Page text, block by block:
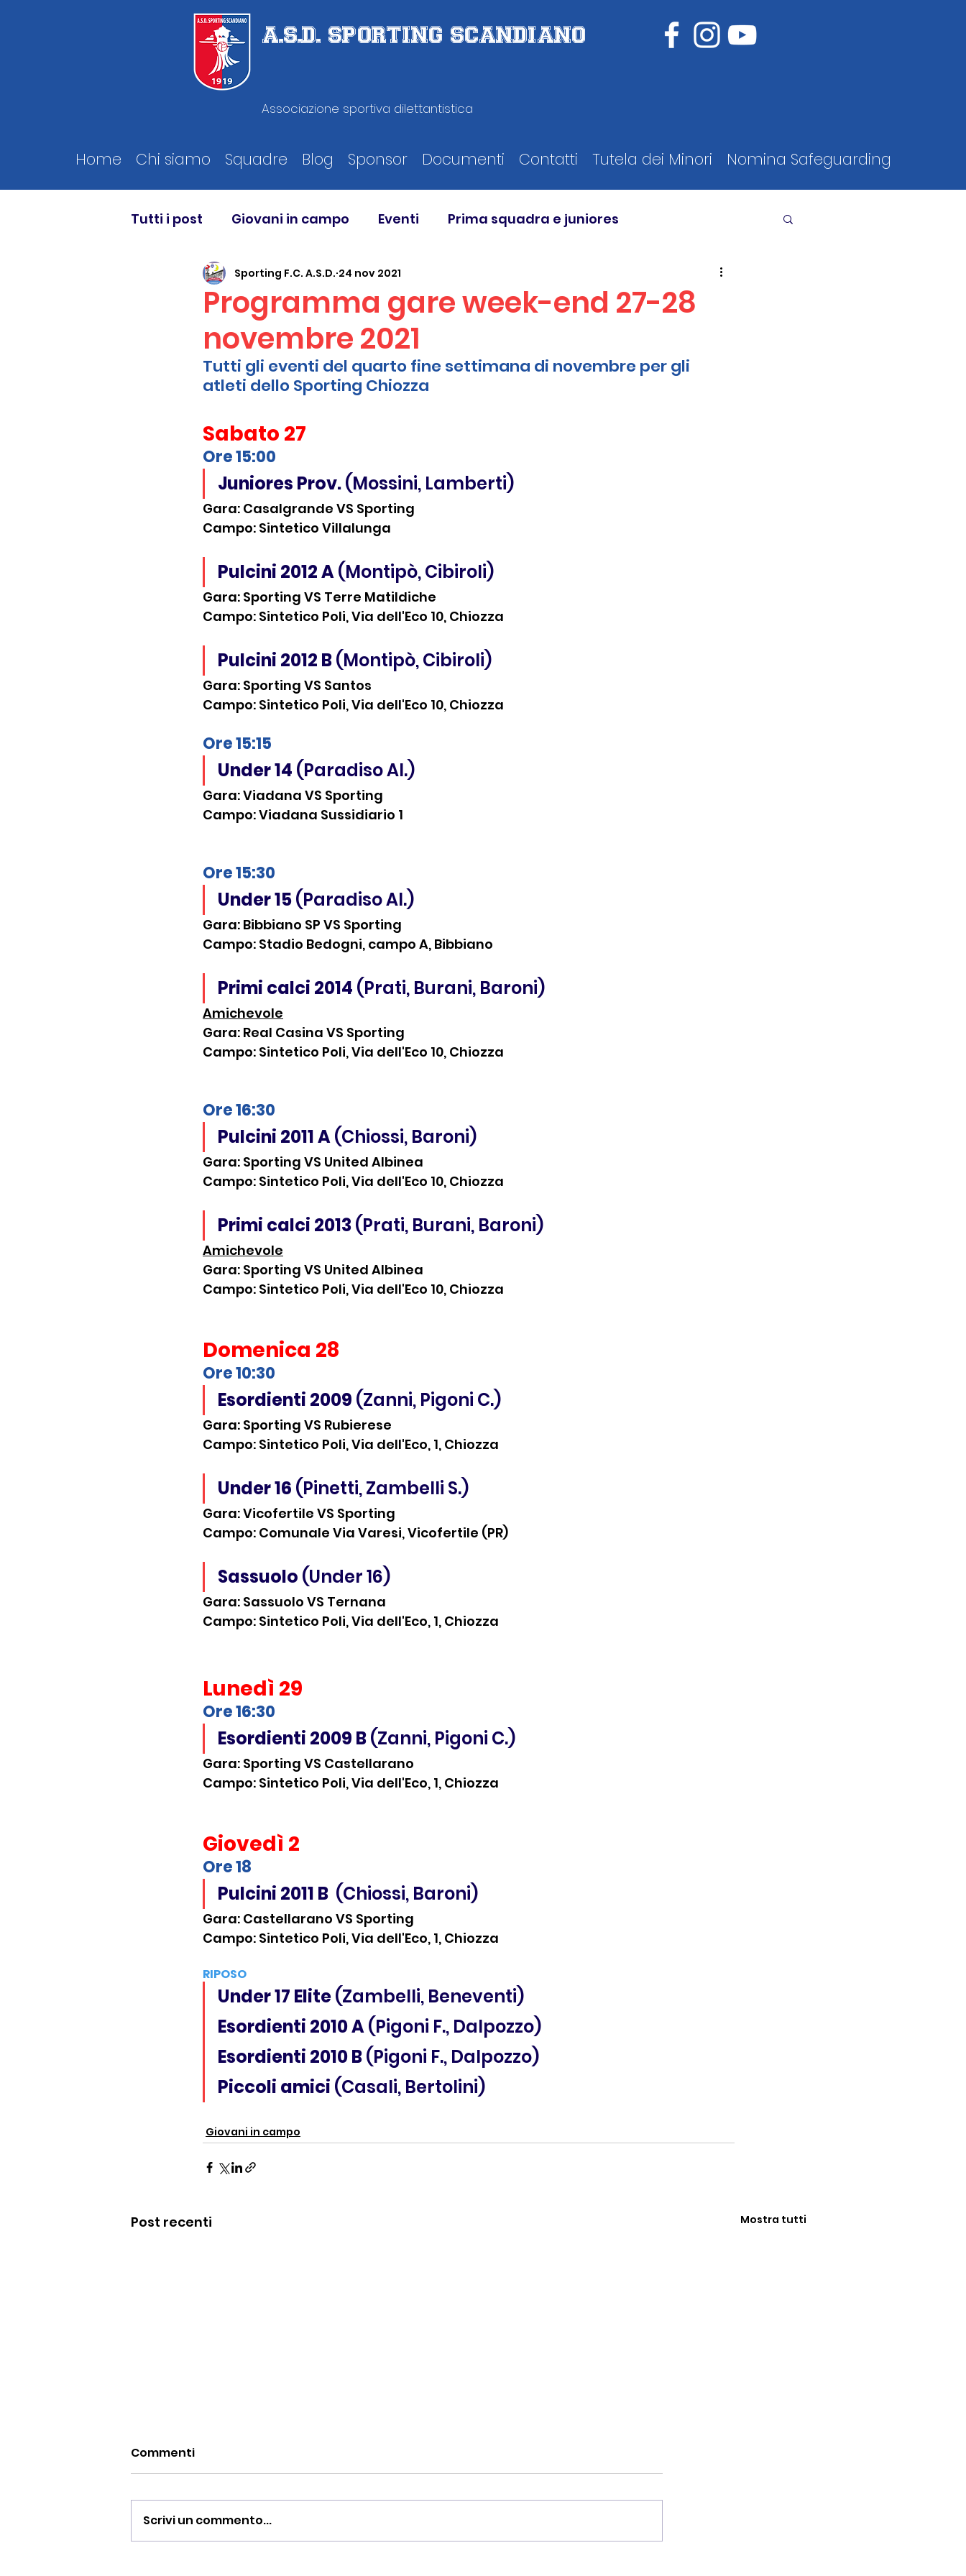
A.S.D. SPORTING SCANDIANO
Associazione sportiva dilettantistica
Home Chi siamo Squadre Blog Sponsor Documenti Contatti Tutela dei Minori Nomina Safeguarding
Tutti i post Giovani in campo Eventi Prima squadra e juniores
Programma gare week-end 27-28
novembre 2021
Sporting F.C. A.S.D. 24 nov 2021
Tutti gli eventi del quarto fine settimana di novembre per gli
atleti dello Sporting Chiozza
Sabato 27
Ore 15:00
Juniores Prov. (Mossini, Lamberti)
Gara: Casalgrande VS Sporting
Campo: Sintetico Villalunga
Pulcini 2012 A (Montipò, Cibiroli)
Gara: Sporting VS Terre Matildiche
Campo: Sintetico Poli, Via dell'Eco 10, Chiozza
Pulcini 2012 B (Montipò, Cibiroli)
Gara: Sporting VS Santos
Campo: Sintetico Poli, Via dell'Eco 10, Chiozza
Ore 15:15
Under 14 (Paradiso Al.)
Gara: Viadana VS Sporting
Campo: Viadana Sussidiario 1
Ore 15:30
Under 15 (Paradiso Al.)
Gara: Bibbiano SP VS Sporting
Campo: Stadio Bedogni, campo A, Bibbiano
Primi calci 2014 (Prati, Burani, Baroni)
Amichevole
Gara: Real Casina VS Sporting
Campo: Sintetico Poli, Via dell'Eco 10, Chiozza
Ore 16:30
Pulcini 2011 A (Chiossi, Baroni)
Gara: Sporting VS United Albinea
Campo: Sintetico Poli, Via dell'Eco 10, Chiozza
Primi calci 2013 (Prati, Burani, Baroni)
Amichevole
Gara: Sporting VS United Albinea
Campo: Sintetico Poli, Via dell'Eco 10, Chiozza
Domenica 28
Ore 10:30
Esordienti 2009 (Zanni, Pigoni C.)
Gara: Sporting VS Rubierese
Campo: Sintetico Poli, Via dell'Eco, 1, Chiozza
Under 16 (Pinetti, Zambelli S.)
Gara: Vicofertile VS Sporting
Campo: Comunale Via Varesi, Vicofertile (PR)
Sassuolo (Under 16)
Gara: Sassuolo VS Ternana
Campo: Sintetico Poli, Via dell'Eco, 1, Chiozza
Lunedì 29
Ore 16:30
Esordienti 2009 B (Zanni, Pigoni C.)
Gara: Sporting VS Castellarano
Campo: Sintetico Poli, Via dell'Eco, 1, Chiozza
Giovedì 2
Ore 18
Pulcini 2011 B (Chiossi, Baroni)
Gara: Castellarano VS Sporting
Campo: Sintetico Poli, Via dell'Eco, 1, Chiozza
RIPOSO
Under 17 Elite (Zambelli, Beneventi)
Esordienti 2010 A (Pigoni F., Dalpozzo)
Esordienti 2010 B (Pigoni F., Dalpozzo)
Piccoli amici (Casali, Bertolini)
Giovani in campo
Post recenti Mostra tutti
BUONA PASQUA 2026
Buon Anno a tutti !!!
Commenti
Scrivi un commento...